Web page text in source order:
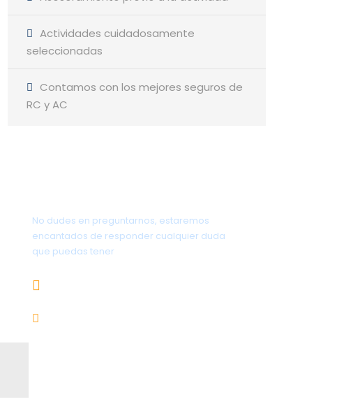
Actividades cuidadosamente
seleccionadas
Contamos con los mejores seguros de
RC y AC
No dudes en preguntarnos, estaremos
encantados de responder cualquier duda
que puedas tener